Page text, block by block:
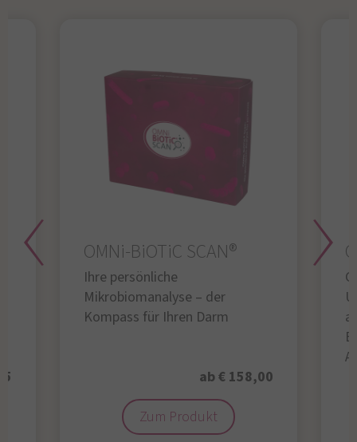
OMNi-BiOTiC SCAN®
Ihre persönliche
Mikrobiomanalyse – der
Kompass für Ihren Darm
ab € 158,00
Zum Produkt